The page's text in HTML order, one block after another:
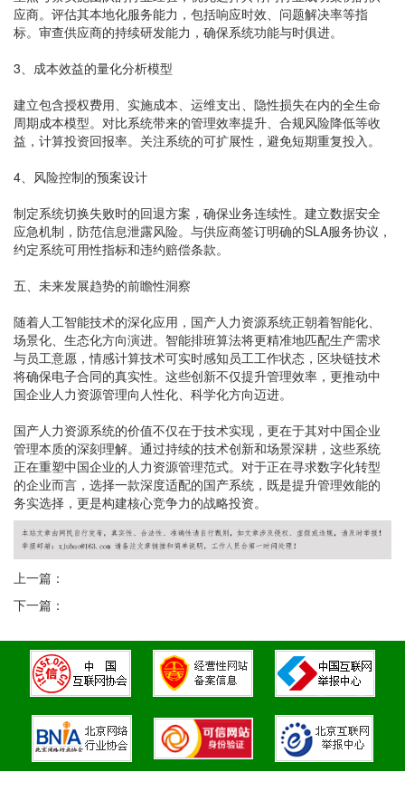
应商。评估其本地化服务能力，包括响应时效、问题解决率等指
标。审查供应商的持续研发能力，确保系统功能与时俱进。
3、成本效益的量化分析模型
建立包含授权费用、实施成本、运维支出、隐性损失在内的全生命
周期成本模型。对比系统带来的管理效率提升、合规风险降低等收
益，计算投资回报率。关注系统的可扩展性，避免短期重复投入。
4、风险控制的预案设计
制定系统切换失败时的回退方案，确保业务连续性。建立数据安全
应急机制，防范信息泄露风险。与供应商签订明确的SLA服务协议，
约定系统可用性指标和违约赔偿条款。
五、未来发展趋势的前瞻性洞察
随着人工智能技术的深化应用，国产人力资源系统正朝着智能化、
场景化、生态化方向演进。智能排班算法将更精准地匹配生产需求
与员工意愿，情感计算技术可实时感知员工工作状态，区块链技术
将确保电子合同的真实性。这些创新不仅提升管理效率，更推动中
国企业人力资源管理向人性化、科学化方向迈进。
国产人力资源系统的价值不仅在于技术实现，更在于其对中国企业
管理本质的深刻理解。通过持续的技术创新和场景深耕，这些系统
正在重塑中国企业的人力资源管理范式。对于正在寻求数字化转型
的企业而言，选择一款深度适配的国产系统，既是提升管理效能的
务实选择，更是构建核心竞争力的战略投资。
上一篇：
下一篇：